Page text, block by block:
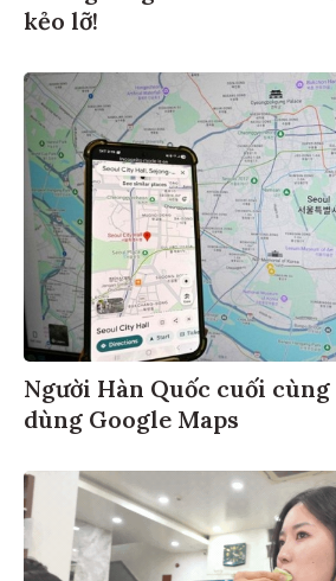
kẻo lỡ!
Người Hàn Quốc cuối cùng
dùng Google Maps